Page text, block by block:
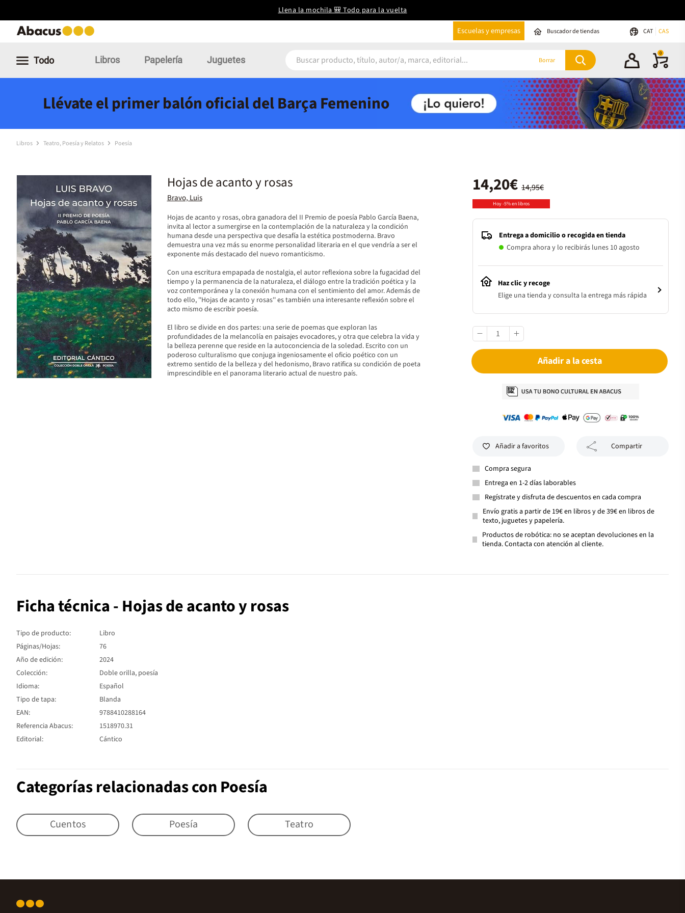
Llena la mochila 🎒 Todo para la vuelta
Escuelas y empresas Buscador de tiendas CAT CAS
Todo Libros Papelería Juguetes Borrar
0
Llévate el primer balón oficial del Barça Femenino
Libros Teatro, Poesía y Relatos Poesía
Hojas de acanto y rosas
Bravo, Luis
Hojas de acanto y rosas, obra ganadora del II Premio de poesía Pablo García Baena,
invita al lector a sumergirse en la contemplación de la naturaleza y la condición
humana desde una perspectiva que desafía la estética postmoderna. Bravo
demuestra una vez más su enorme personalidad literaria en el que vendría a ser el
exponente más destacado del nuevo romanticismo.
Con una escritura empapada de nostalgia, el autor reflexiona sobre la fugacidad del
tiempo y la permanencia de la naturaleza, el diálogo entre la tradición poética y la
voz contemporánea y la conexión humana con el sentimiento del amor. Además de
todo ello, ''Hojas de acanto y rosas'' es también una interesante reflexión sobre el
acto mismo de escribir poesía.
El libro se divide en dos partes: una serie de poemas que exploran las
profundidades de la melancolía en paisajes evocadores, y otra que celebra la vida y
la belleza perenne que reside en la autoconciencia de la soledad. Escrito con un
poderoso culturalismo que conjuga ingeniosamente el oficio poético con un
extremo sentido de la belleza y del hedonismo, Bravo ratifica su condición de poeta
imprescindible en el panorama literario actual de nuestro país.
14,95€
14,20€
Hoy -5% en libros
Entrega a domicilio o recogida en tienda
Compra ahora y lo recibirás lunes 10 agosto
Haz clic y recoge
Elige una tienda y consulta la entrega más rápida
Añadir a la cesta
Añadir a favoritos Compartir
Compra segura
Entrega en 1-2 días laborables
Regístrate y disfruta de descuentos en cada compra
Envío gratis a partir de 19€ en libros y de 39€ en libros de
texto, juguetes y papelería.
Productos de robótica: no se aceptan devoluciones en la
tienda. Contacta con atención al cliente.
Ficha técnica - Hojas de acanto y rosas
Tipo de producto:
Libro
Páginas/Hojas:
76
Año de edición:
2024
Colección:
Doble orilla, poesía
Idioma:
Español
Tipo de tapa:
Blanda
EAN:
9788410288164
Referencia Abacus:
1518970.31
Editorial:
Cántico
Categorías relacionadas con Poesía
Cuentos Poesía Teatro